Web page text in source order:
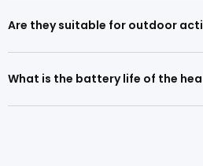
Are they suitable for outdoor
What is the battery life of the